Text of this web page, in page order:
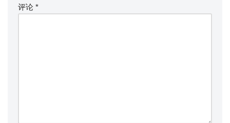
评论 *